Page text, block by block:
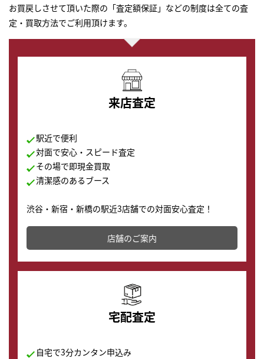
お買戻しさせて頂いた際の「査定額保証」などの制度は全ての査
定・買取方法でご利用頂けます。
来店査定
駅近で便利
対面で安心・スピード査定
その場で即現金買取
清潔感のあるブース
渋谷・新宿・新橋の駅近3店舗での対面安心査定！
その場で現金買取致します。渋谷本店では、時計販売の
店舗を併設しており、下取りに出してお得に新しい時計
の購入もできます♪
店舗のご案内
宅配査定
自宅で3分カンタン申込み